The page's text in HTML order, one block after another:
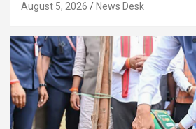
August 5, 2026 News Desk